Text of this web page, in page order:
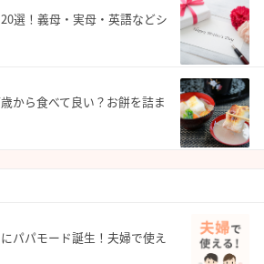
選！義母・実母・英語などシ
から食べて良い？お餅を詰ま
パパモード誕生！夫婦で使え